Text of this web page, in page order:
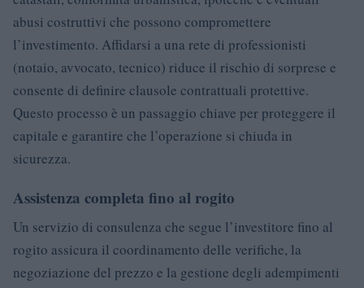
abusi costruttivi che possono compromettere
l’investimento. Affidarsi a una rete di professionisti
(notaio, avvocato, tecnico) riduce il rischio di sorprese e
consente di definire clausole contrattuali protettive.
Questo processo è un passaggio chiave per proteggere il
capitale e garantire che l’operazione si chiuda in
sicurezza.
Assistenza completa fino al rogito
Un servizio di consulenza che segue l’investitore fino al
rogito assicura il coordinamento delle verifiche, la
negoziazione del prezzo e la gestione degli adempimenti